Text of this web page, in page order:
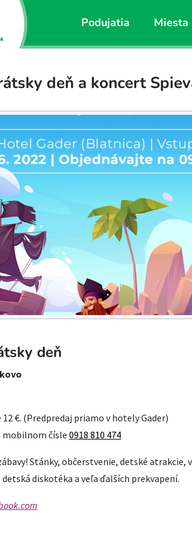
Podujatia Miesta
deň a koncert
deň
12 €. (Predpredaj priamo v hotely Gader)
mobilnom čísle 0918 810 474
Stánky, občerstvenie, detské atrakcie,
diskotéka a veľa ďalších prekvapení.